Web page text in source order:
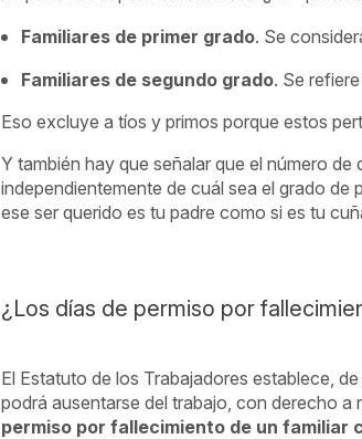
Familiares de primer grado. Se
Familiares de segundo grado. Se
Eso excluye a tíos y primos porque estos
Y también hay que señalar que el número
independientemente de cuál sea el grado
ese ser querido es tu padre como si es tu
¿Los días de permiso por
El Estatuto de los Trabajadores establece,
podrá ausentarse del trabajo, con derecho
permiso por fallecimiento de un familiar